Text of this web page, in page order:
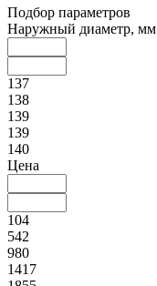
Подбор параметров
Наружный диаметр, мм
137
138
139
139
140
Цена
104
542
980
1417